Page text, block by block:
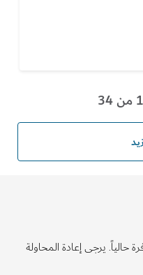
حالياً. يرجى إعادة المحاولة